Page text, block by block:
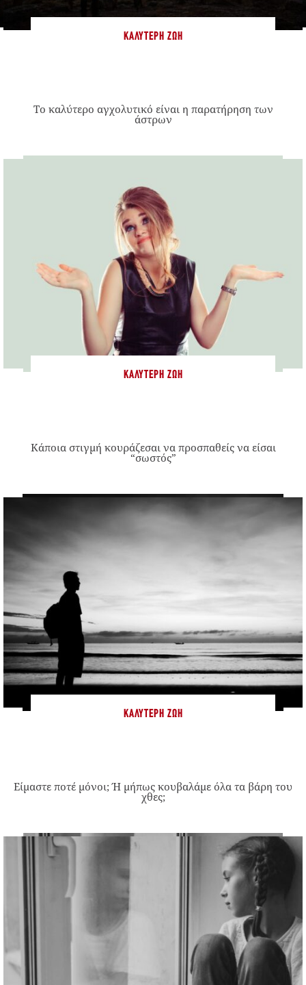
ΚΑΛΎΤΕΡΗ ΖΩΉ
Το καλύτερο αγχολυτικό είναι η παρατήρηση των
άστρων
ΚΑΛΎΤΕΡΗ ΖΩΉ
Κάποια στιγμή κουράζεσαι να προσπαθείς να είσαι
“σωστός”
ΚΑΛΎΤΕΡΗ ΖΩΉ
Είμαστε ποτέ μόνοι; Ή μήπως κουβαλάμε όλα τα βάρη του
χθες;